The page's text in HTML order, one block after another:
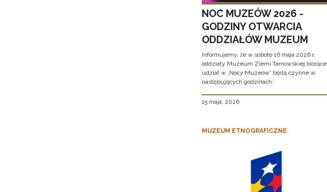
NOC MUZEÓW 2026 -
GODZINY OTWARCIA
ODDZIAŁÓW MUZEUM
Informujemy, że w sobotę 16 maja 2026 r.
oddziały Muzeum Ziemi Tarnowskiej biorące
udział w „Nocy Muzeów” będą czynne w
następujących godzinach:
15 maja, 2026
MUZEUM ETNOGRAFICZNE